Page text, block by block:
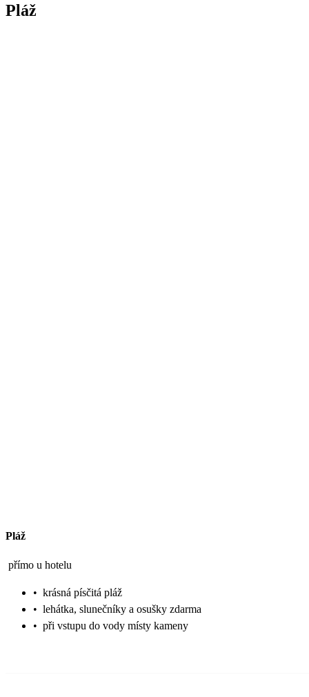
Pláž
Pláž
přímo u hotelu
• krásná písčitá pláž
• lehátka, slunečníky a osušky zdarma
• při vstupu do vody místy kameny